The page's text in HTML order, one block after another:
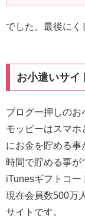
でした。最後にく
お小遣いサイ
ブログ一押しのお
モッピーはスマ
にお金を貯める事
時間で貯める事
iTunesギフトコー
現在会員数500万
サイトです。